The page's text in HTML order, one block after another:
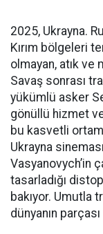
2025, Ukrayna.
Kırım bölgeleri
olmayan, atık ve
Savaş sonrası
yükümlü asker
gönüllü hizmet
bu kasvetli
Ukrayna
Vasyanovych’in
tasarladığı
bakıyor. Umutla
dünyanın